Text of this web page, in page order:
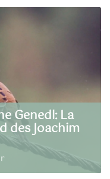
Genedl: La
des Joachim